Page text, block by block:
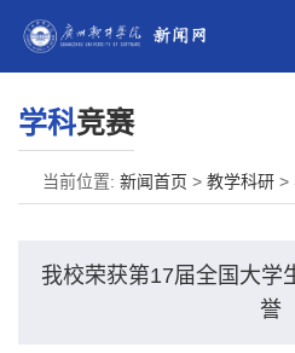
学科竞赛
当前位置: 新闻首页 > 教学科研 >
我校荣获第17届全国大学
誉